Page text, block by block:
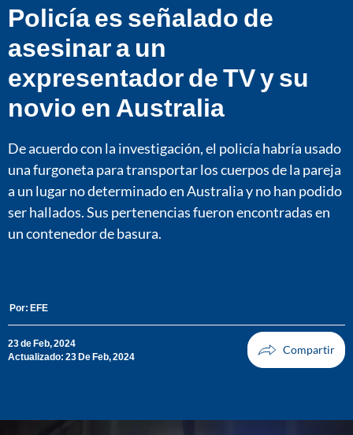
Policía es señalado de
asesinar a un
expresentador de TV y su
novio en Australia
De acuerdo con la investigación, el policía habría usado
una furgoneta para transportar los cuerpos de la pareja
a un lugar no determinado en Australia y no han podido
ser hallados. Sus pertenencias fueron encontradas en
un contenedor de basura.
Por: EFE
23 de Feb, 2024
Actualizado: 23 De Feb, 2024